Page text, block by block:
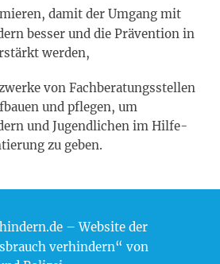
damit der Umgang mit
besser und die Prävention in
werden,
von Fachberatungsstellen
und pflegen, um
und Jugendlichen im Hilfe-
zu geben.
– Website der
verhindern“ von